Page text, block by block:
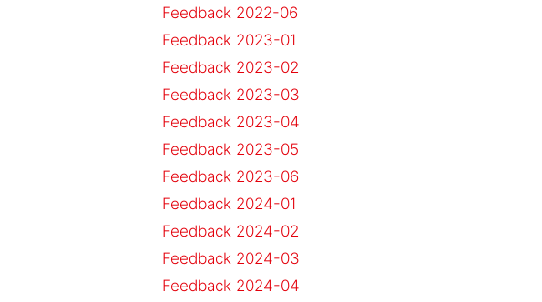
Feedback 2022-06
Feedback 2023-01
Feedback 2023-02
Feedback 2023-03
Feedback 2023-04
Feedback 2023-05
Feedback 2023-06
Feedback 2024-01
Feedback 2024-02
Feedback 2024-03
Feedback 2024-04